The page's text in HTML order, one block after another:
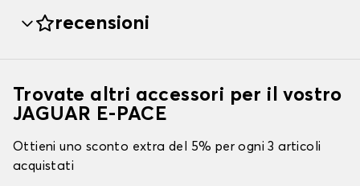
recensioni
Trovate altri accessori per il vostro
JAGUAR E-PACE
Ottieni uno sconto extra del 5% per ogni 3 articoli
acquistati